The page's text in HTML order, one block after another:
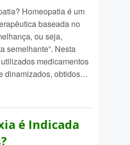
Homeopatia é um
baseada no
ou seja,
semelhante”. Nesta
medicamentos
dinamizados, obtidos…
é Indicada